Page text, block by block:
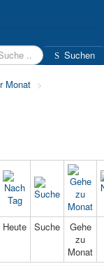
Suchen
Monat >
Heute Suche
Gehe
zu
Monat